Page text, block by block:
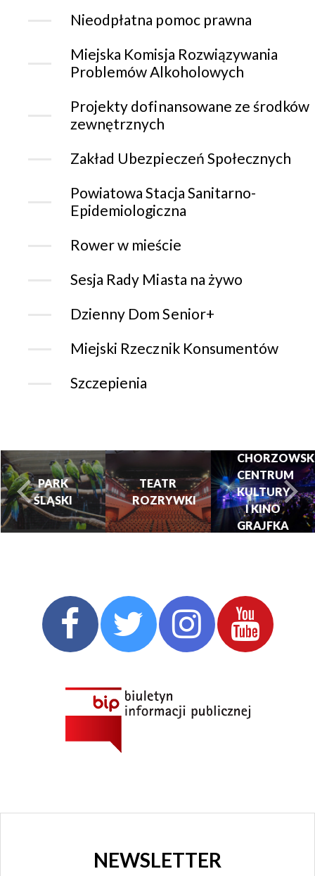
Nieodpłatna pomoc prawna
Miejska Komisja Rozwiązywania
Problemów Alkoholowych
Projekty dofinansowane ze środków
zewnętrznych
Zakład Ubezpieczeń Społecznych
Powiatowa Stacja Sanitarno-
Epidemiologiczna
Rower w mieście
Sesja Rady Miasta na żywo
Dzienny Dom Senior+
Miejski Rzecznik Konsumentów
Szczepienia
PARK
ŚLĄSKI
TEATR
ROZRYWKI
CENTRUM
KULTURY
I KINO
GRAJFKA
turysta.Previous
NEWSLETTER